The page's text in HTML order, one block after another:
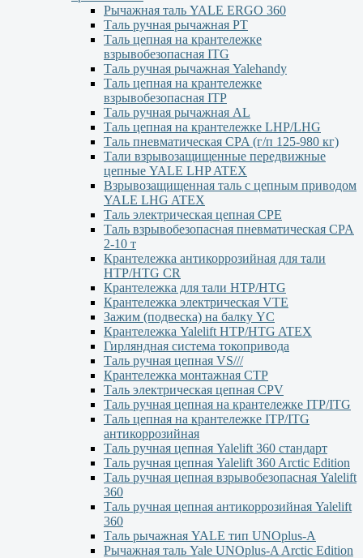
Рычажная таль YALE ERGO 360
Таль ручная рычажная PT
Таль цепная на крантележке
взрывобезопасная ITG
Таль ручная рычажная Yalehandy
Таль цепная на крантележке
взрывобезопасная ITP
Таль ручная рычажная AL
Таль цепная на крантележке LHP/LHG
Таль пневматическая CPA (г/п 125-980 кг)
Тали взрывозащищенные передвижные
цепные YALE LHP ATEX
Взрывозащищенная таль с цепным приводом
YALE LHG ATEX
Таль электрическая цепная CPE
Таль взрывобезопасная пневматическая CPA
2-10 т
Крантележка антикоррозийная для тали
HTP/HTG CR
Крантележка для тали HTP/HTG
Крантележка электрическая VTE
Зажим (подвеска) на балку YC
Крантележка Yalelift НТР/НТG ATEX
Гирляндная система токопривода
Таль ручная цепная VS///
Крантележка монтажная СТР
Таль электрическая цепная CPV
Таль ручная цепная на крантележке ITP/ITG
Таль цепная на крантележке ITP/ITG
антикоррозийная
Таль ручная цепная Yalelift 360 стандарт
Таль ручная цепная Yalelift 360 Arctic Edition
Таль ручная цепная взрывобезопасная Yalelift
360
Таль ручная цепная антикоррозийная Yalelift
360
Таль рычажная YALE тип UNOplus-A
Рычажная таль Yale UNOplus-A Arctic Edition